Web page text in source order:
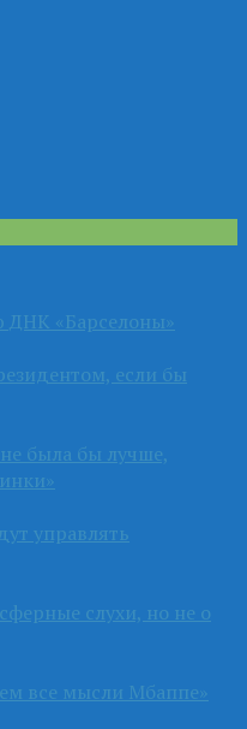
ДНК «Барселоны»
если бы
была бы лучше,
управлять
слухи, но не о
все мысли Мбаппе»